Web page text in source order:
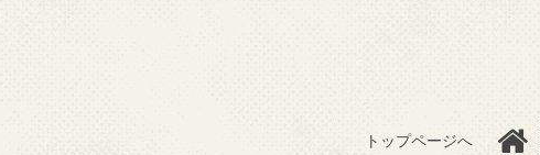
トップページへ